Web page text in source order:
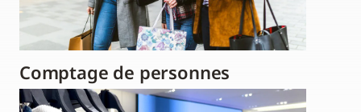
Comptage de personnes